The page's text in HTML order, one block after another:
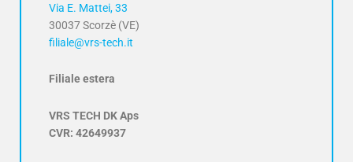
Via E. Mattei, 33
30037 Scorzè (VE)
filiale@vrs-tech.it
Filiale estera
VRS TECH DK Aps
CVR: 42649937